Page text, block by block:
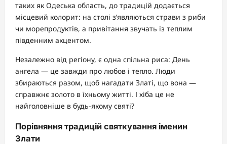
таких як Одеська область, до традицій додається
місцевий колорит: на столі з’являються страви з риби
чи морепродуктів, а привітання звучать із теплим
південним акцентом.
Незалежно від регіону, є одна спільна риса: День
ангела — це завжди про любов і тепло. Люди
збираються разом, щоб нагадати Златі, що вона —
справжнє золото в їхньому житті. І хіба це не
найголовніше в будь-якому святі?
Порівняння традицій святкування іменин
Злати